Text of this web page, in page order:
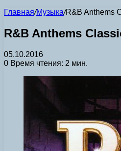
Главная/Музыка/R&B Anthems
R&B Anthems
05.10.2016
0 Время чтения: 2 мин.